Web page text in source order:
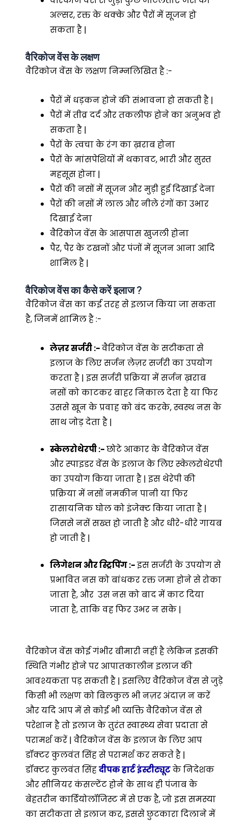
अल्सर, रक्त के थक्के और पैरों में सूजन हो
सकता है |
वैरिकोज वेंस के लक्षण
वैरिकोज वेंस के लक्षण निम्नलिखित है :-
पैरों में धड़कन होने की संभावना हो सकती है |
पैरों में तीव्र दर्द और तकलीफ होने का अनुभव हो
सकता है |
पैरों के त्वचा के रंग का ख़राब होना
पैरों के मांसपेशियों में थकावट, भारी और सुस्त
महसूस होना |
पैरों की नसों में सूजन और मुड़ी हुई दिखाई देना
पैरों की नसों में लाल और नीले रंगों का उभार
दिखाई देना
वैरिकोज वेंस के आसपास खुजली होना
पैर, पैर के टखनों और पंजों में सूजन आना आदि
शामिल है |
वैरिकोज वेंस का कैसे करें इलाज ?
वैरिकोज वेंस का कई तरह से इलाज किया जा सकता
है, जिनमें शामिल है :-
लेज़र सर्जरी :-वैरिकोज वेंस के सटीकता से
इलाज के लिए सर्जन लेज़र सर्जरी का उपयोग
करता है | इस सर्जरी प्रक्रिया में सर्जन ख़राब
नसों को काटकर बाहर निकाल देता है या फिर
उससे खून के प्रवाह को बंद करके, स्वस्थ नस के
साथ जोड़ देता है |
स्केलरोथेरपी :-छोटे आकार के वैरिकोज वेंस
और स्पाइडर वेंस के इलाज के लिए स्केलरोथेरपी
का उपयोग किया जाता है | इस थेरेपी की
प्रक्रिया में नसों नमकीन पानी या फिर
रासायनिक घोल को इंजेक्ट किया जाता है |
जिससे नसें सख्त हो जाती है और धीरे-धीरे गायब
हो जाती है |
लिगेशन और स्ट्रिपिंग :-इस सर्जरी के उपयोग से
प्रभावित नस को बांधकर रक्त जमा होने से रोका
जाता है, और उस नस को बाद में काट दिया
जाता है, ताकि वह फिर उभर न सके |
वैरिकोज वेंस कोई गंभीर बीमारी नहीं है लेकिन इसकी
स्थिति गंभीर होने पर आपातकालीन इलाज की
आवश्यकता पड़ सकती है | इसलिए वैरिकोज वेंस से जुड़े
किसी भी लक्षण को बिलकुल भी नज़र अंदाज़ न करें
और यदि आप में से कोई भी व्यक्ति वैरिकोज वेंस से
परेशान है तो इलाज के तुरंत स्वास्थ्य सेवा प्रदाता से
परामर्श करें | वैरिकोज वेंस के इलाज के लिए आप
डॉक्टर कुलवंत सिंह से परामर्श कर सकते है |
डॉक्टर कुलवंत सिंहदीपक हार्ट इंस्टीट्यूटके निदेशक
और सीनियर कंसल्टेंट होने के साथ ही पंजाब के
बेहतरीन कार्डियोलॉजिस्ट में से एक है, जो इस समस्या
का सटीकता से इलाज कर, इससे छुटकारा दिलाने में